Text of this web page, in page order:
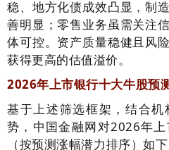
稳、地方化债成效凸显，制
善明显；零售业务虽需关注
体可控。资产质量稳健且风
获得更高的估值溢价。
2026年上市银行十大牛股预
基于上述筛选框架，结合
势，中国金融网对2026年
（按预测涨幅潜力排序）如